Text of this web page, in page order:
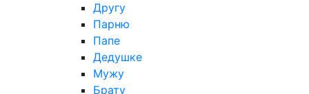
Другу
Парню
Папе
Дедушке
Мужу
Брату